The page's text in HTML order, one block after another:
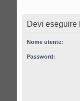
Devi eseguire
Nome utente:
Password: